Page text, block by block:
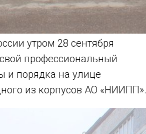
утром 28 сентября
профессиональный
и порядка на улице
из корпусов АО «НИИПП».